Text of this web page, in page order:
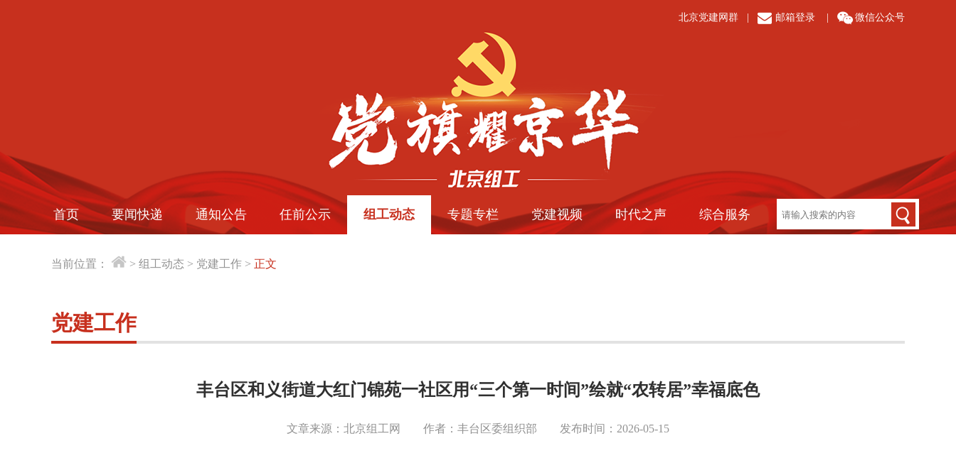
北京党建网群 邮箱登录 微信公众号
首页 要闻快递 通知公告 任前公示 组工动态 专题专栏 党建视频 时代之声 综合服务
当前位置： > 组工动态 > 党建工作 > 正文
党建工作
丰台区和义街道大红门锦苑一社区用“三个第一时间”绘就“农转居”幸福底色
文章来源：北京组工网 作者：丰台区委组织部 发布时间：2026-05-15